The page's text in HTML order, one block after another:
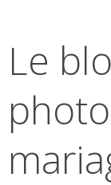
content
Le